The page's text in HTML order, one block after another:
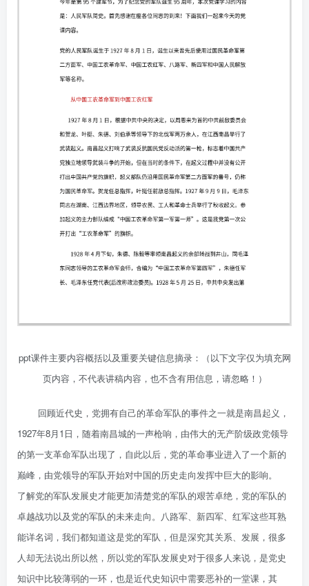
ppt课件主要内容概括以及重要关键信息摘录：（以下文字仅为填充网
页内容，不代表讲稿内容，也不含有用信息，请忽略！）
回顾近代史，党拥有自己的革命军队的事件之一就是南昌起义，
1927年8月1日，随着南昌城的一声枪响，由伟大的无产阶级政党领导
的第一支革命军队出现了，自此以后，党的革命事业进入了一个新的
巅峰，由党领导的军队开始对中国的历史走向发挥中巨大的影响。
了解党的军队发展史才能更加清楚党的军队的艰苦卓绝，党的军队的
卓越战功以及党的军队的未来走向。八路军、新四军、红军这些耳熟
能详名词，我们都知道这是党的军队，但是深究其关系、发展，很多
人却无法说出所以然，所以党的军队发展史对于很多人来说，是党史
知识中比较薄弱的一环，也是近代史知识中需要恶补的一堂课，其